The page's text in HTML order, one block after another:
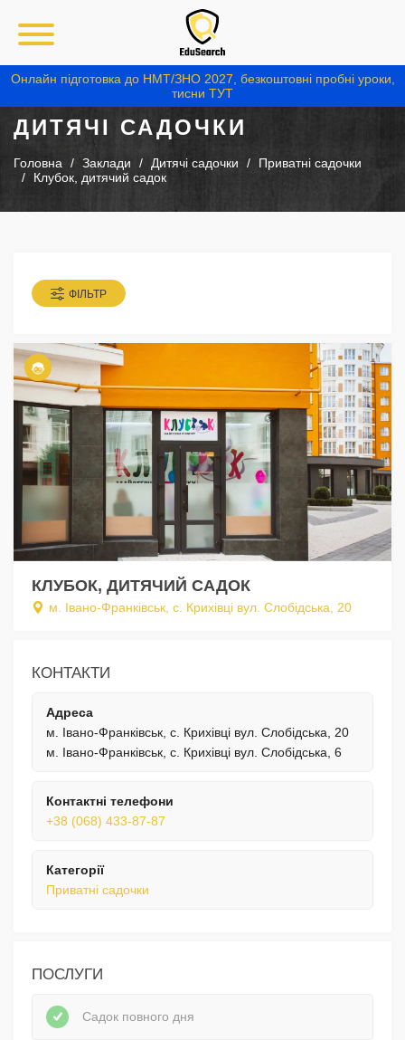
Онлайн підготовка до НМТ/ЗНО 2027, безкоштовні пробні уроки,
тисни ТУТ
ДИТЯЧІ САДОЧКИ
Головна Заклади Дитячі садочки
Приватні садочки
Клубок, дитячий садок
ФІЛЬТР
КЛУБОК, ДИТЯЧИЙ САДОК
м. Івано-Франківськ, с. Крихівці вул. Слобідська, 20
КОНТАКТИ
Адреса
м. Івано-Франківськ, с. Крихівці вул. Слобідська, 20
м. Івано-Франківськ, с. Крихівці вул. Слобідська, 6
Контактні телефони
+38 (068) 433-87-87
Категорії
Приватні садочки
ПОСЛУГИ
Садок повного дня